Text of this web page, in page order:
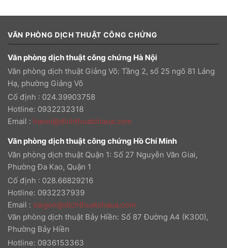
VĂN PHÒNG DỊCH THUẬT CÔNG CHỨNG
Văn phòng dịch thuật công chứng Hà Nội
Văn phòng dịch thuật Giảng Võ: Tầng 2, số 25 ngõ 81 Láng
Hạ, phường Giảng Võ
Cố định : 024.39903758
Hotline: 0932232318
Email : hanoi@dichthuatchaua.com
Văn phòng dịch thuật công chứng Hồ Chí Minh
Văn phòng dịch thuật Quận 1: Số 27 Nguyễn Văn Giai,
Phường Đa Kao, Quận 1
Cố định : 028.66829216
Hotline: 0932237939
Email : saigon@dichthuatchaua.com
Văn phòng dịch thuật Bảy Hiền: Số 87 Đường A4 (K300),
Phường Bảy Hiền
Hotline: 0936153363